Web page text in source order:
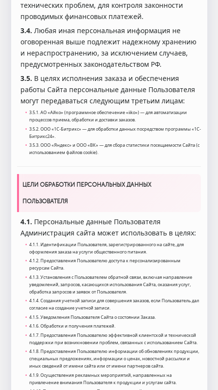
технических проблем, для контроля законности
проводимых финансовых платежей.
3.4. Любая иная персональная информация не
оговоренная выше подлежит надежному хранению
и нераспространению, за исключением случаев,
предусмотренных законодательством РФ.
3.5. В целях исполнения заказа и обеспечения
работы Сайта персональные данные Пользователя
могут передаваться следующим третьим лицам:
3.5.1. АО «Айко» (программное обеспечение «iiko») — для автоматизации
процессов приема, обработки и доставки заказов.
3.5.2. ООО «1С-Битрикс» — для обработки данных посредством программы «1С-
Битрикс24».
3.5.3. ООО «Яндекс» и ООО «ВК» — для сбора статистики посещаемости Сайта (с
использованием файлов cookie).
ЦЕЛИ ОБРАБОТКИ ПЕРСОНАЛЬНЫХ ДАННЫХ
ПОЛЬЗОВАТЕЛЯ
4.1. Персональные данные Пользователя
Администрация сайта может использовать в целях:
4.1.1. Идентификации Пользователя, зарегистрированного на сайте, для
оформления заказа на услуги общественного питания.
4.1.2. Предоставления Пользователю доступа к персонализированным
ресурсам Сайта.
4.1.3. Установления с Пользователем обратной связи, включая направление
уведомлений, запросов, касающихся использования Сайта, оказания услуг,
обработка запросов и заявок от Пользователя.
4.1.4. Создания учетной записи для совершения заказов, если Пользователь дал
согласие на создание учетной записи.
4.1.5. Уведомления Пользователя Сайта о состоянии Заказа.
4.1.6. Обработки и получения платежей.
4.1.7. Предоставления Пользователю эффективной клиентской и технической
поддержки при возникновении проблем, связанных с использованием Сайта.
4.1.8. Предоставления Пользователю информации об обновлениях продукции,
специальных предложениях, информации о ценах, новостной рассылки и
иных сведений от имени сайта или от имени партнеров сайта.
4.1.9. Осуществления рекламных мероприятий, направленных на
привлечение внимания Пользователя к продукции и услугам сайта.